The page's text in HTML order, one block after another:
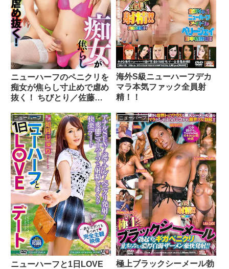
ニューハーフのペニクリを
痴女が焦らし寸止めで虐め
抜く！ ちびとり／佐藤の
海外S級ニューハーフデカ
マラ本気ファック全員射
精！！
ニューハーフ
ニューハーフと1日LOVE
ニューハーフ
極上ブラックシーメール勃